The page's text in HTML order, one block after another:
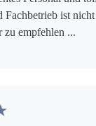
Fachbetrieb ist
zu empfehlen ...